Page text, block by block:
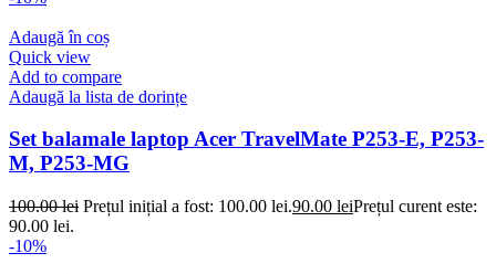
Adaugă în coș
Quick view
Add to compare
Adaugă la lista de dorințe
Set balamale laptop Acer TravelMate P253-E, P253-
M, P253-MG
100.00lei Prețul inițial a fost: 100.00 lei.90.00 leiPrețul curent este:
90.00 lei.
-10%